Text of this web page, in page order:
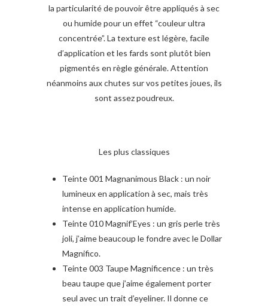
la particularité de pouvoir être appliqués à sec
ou humide pour un effet “couleur ultra
concentrée”. La texture est légère, facile
d’application et les fards sont plutôt bien
pigmentés en règle générale. Attention
néanmoins aux chutes sur vos petites joues, ils
sont assez poudreux.
Les plus classiques
Teinte 001 Magnanimous Black : un noir
lumineux en application à sec, mais très
intense en application humide.
Teinte 010 Magnif’Eyes : un gris perle très
joli, j’aime beaucoup le fondre avec le Dollar
Magnifico.
Teinte 003 Taupe Magnificence : un très
beau taupe que j’aime également porter
seul avec un trait d’eyeliner. Il donne ce